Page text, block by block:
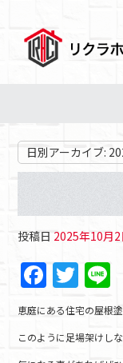
日別アーカイブ:
投稿日 2025年10月2
F
a
c
e
T
w
itt
er
恵庭にある住宅の屋根
このように足場架けし